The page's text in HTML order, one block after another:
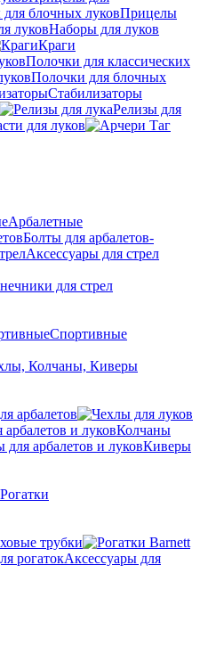
Прицелы
Наборы для луков
Краги
Полочки для классических
Полочки для блочных
Стабилизаторы
Релизы для
для луков
Арбалетные
Болты для арбалетов-
Аксессуары для стрел
Спортивные
арбалетов
Колчаны
Киверы
трубки
Аксессуары для